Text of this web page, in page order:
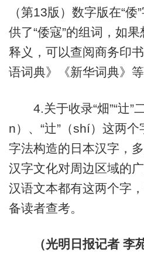
（第13版）数字版在“倭
供了“倭寇”的组词，如果
释义，可以查阅商务印
语词典》《新华词典》等
4.关于收录“畑”“辻”
n）、“辻”（shí）这两
字法构造的日本汉字，
汉字文化对周边区域的
汉语文本都有这两个字
备读者查考。
（光明日报记者 李